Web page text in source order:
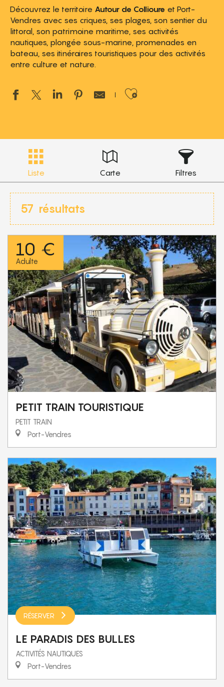
Découvrez le territoire Autour de Collioure et Port-
Vendres avec ses criques, ses plages, son sentier du
littoral, son patrimoine maritime, ses activités
nautiques, plongée sous-marine, promenades en
bateau, ses itinéraires touristiques pour des activités
entre culture et nature.
Ajouter aux
Liste Carte Filtres
57 résultats
10 €
Adulte
PETIT TRAIN TOURISTIQUE
PETIT TRAIN
Port-Vendres
RÉSERVER
LE PARADIS DES BULLES
ACTIVITÉS NAUTIQUES
Port-Vendres